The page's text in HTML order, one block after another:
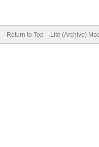
Return to Top Lite (Archive)